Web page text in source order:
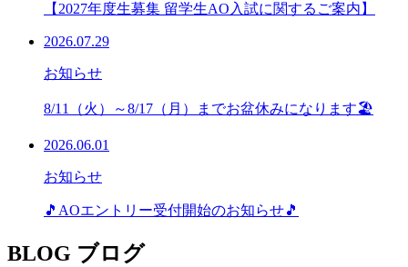
【2027年度生募集 留学生AO入試に関するご案内】
2026.07.29
お知らせ
8/11（火）～8/17（月）までお盆休みになります🏖
2026.06.01
お知らせ
🎵AOエントリー受付開始のお知らせ🎵
BLOG ブログ